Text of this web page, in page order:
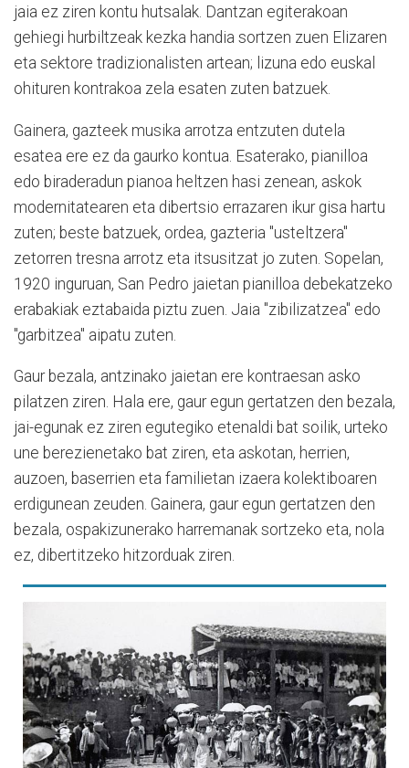
jaia ez ziren kontu hutsalak. Dantzan egiterakoan
gehiegi hurbiltzeak kezka handia sortzen zuen Elizaren
eta sektore tradizionalisten artean; lizuna edo euskal
ohituren kontrakoa zela esaten zuten batzuek.
Gainera, gazteek musika arrotza entzuten dutela
esatea ere ez da gaurko kontua. Esaterako, pianilloa
edo biraderadun pianoa heltzen hasi zenean, askok
modernitatearen eta dibertsio errazaren ikur gisa hartu
zuten; beste batzuek, ordea, gazteria "usteltzera"
zetorren tresna arrotz eta itsusitzat jo zuten. Sopelan,
1920 inguruan, San Pedro jaietan pianilloa debekatzeko
erabakiak eztabaida piztu zuen. Jaia "zibilizatzea" edo
"garbitzea" aipatu zuten.
Gaur bezala, antzinako jaietan ere kontraesan asko
pilatzen ziren. Hala ere, gaur egun gertatzen den bezala,
jai-egunak ez ziren egutegiko etenaldi bat soilik, urteko
une berezienetako bat ziren, eta askotan, herrien,
auzoen, baserrien eta familietan izaera kolektiboaren
erdigunean zeuden. Gainera, gaur egun gertatzen den
bezala, ospakizunerako harremanak sortzeko eta, nola
ez, dibertitzeko hitzorduak ziren.